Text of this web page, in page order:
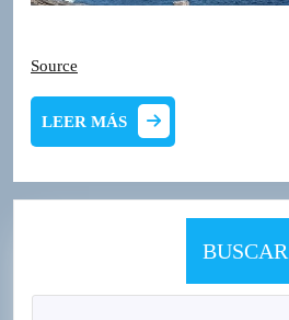
Source
LEER MÁS
MÁS
BUSCAR